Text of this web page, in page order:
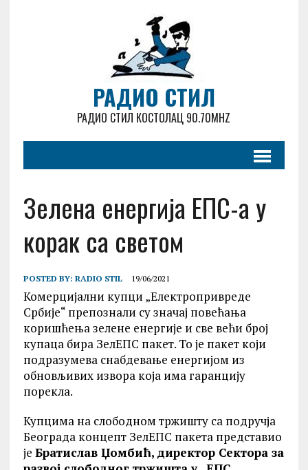
РАДИО СТИЛ
РАДИО СТИЛ КОСТОЛАЦ 90.70MHZ
Зелена енергија ЕПС-а у
корак са светом
POSTED BY: RADIO STIL 19/06/2021
Комерцијални купци „Електропривреде
Србије“ препознали су значај повећања
коришћења зелене енергије и све већи број
купаца бира ЗелЕПС пакет. То је пакет који
подразумева снабдевање енергијом из
обновљивих извора која има гаранцију
порекла.
Купцима на слободном тржишту са подручја
Београда концепт ЗелЕПС пакета представио
је Братислав Џомбић, директор Сектора за